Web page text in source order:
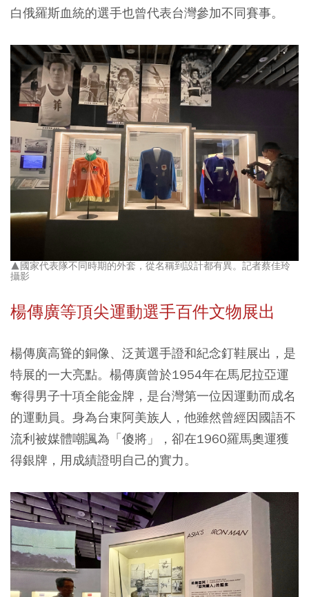
白俄羅斯血統的選手也曾代表台灣參加不同賽事。
▲國家代表隊不同時期的外套，從名稱到設計都有異。記者蔡佳玲
攝影
楊傳廣等頂尖運動選手百件文物展出
楊傳廣高聳的銅像、泛黃選手證和紀念釘鞋展出，是
特展的一大亮點。楊傳廣曾於1954年在馬尼拉亞運
奪得男子十項全能金牌，是台灣第一位因運動而成名
的運動員。身為台東阿美族人，他雖然曾經因國語不
流利被媒體嘲諷為「傻將」，卻在1960羅馬奧運獲
得銀牌，用成績證明自己的實力。